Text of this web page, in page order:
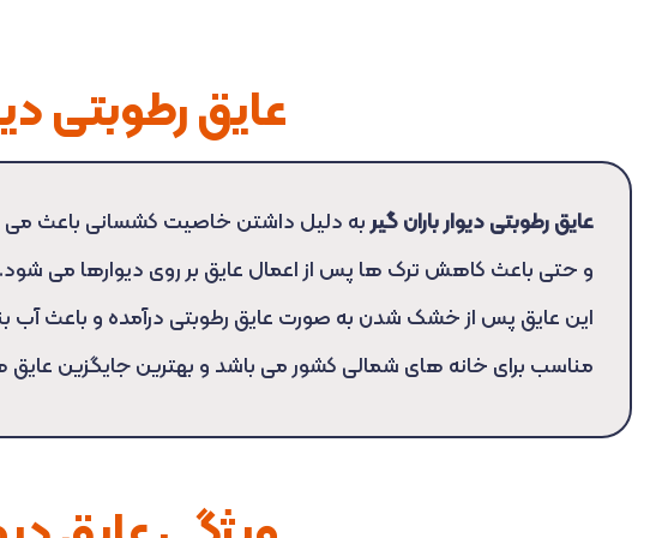
عایق رطوبتی
عایق رطوبتی دیوار باران گیربه دلیل داشتن خاصیت کشسانی باعث
و حتی باعث کاهش ترک ها پس از اعمال عایق بر روی دیوارها می شود.
این عایق پس از خشک شدن به صورت عایق رطوبتی درآمده و باعث آب
مناسب برای خانه های شمالی کشور می باشد و بهترین جایگزین